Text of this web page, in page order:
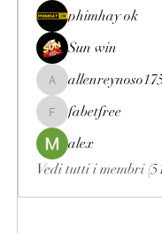
phimhay ok
Sun win
allenreynoso1756332
fabetfree
fabetfree
alex
Vedi tutti i membri